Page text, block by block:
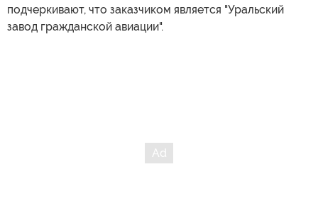
подчеркивают, что заказчиком является "Уральский
завод гражданской авиации".